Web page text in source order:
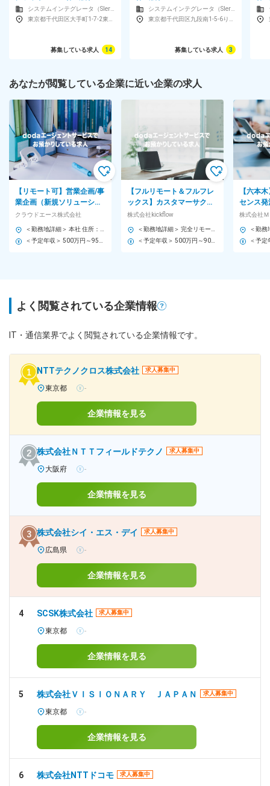
募集している求人 14 募集している求人 3
あなたが閲覧している企業に近い企業の求人
【リモート可】営業企画/事
業企画（新規ソリューショ
ン推進）◆事業成長に直結
するテーマを推進
クラウドエース株式会社
【フルリモート＆フルフレ
ックス】カスタマーサクセ
ス◆クラウドワークフロー
サービス／大手顧客メイン
株式会社kickflow
【六本
センス
界シェ
績好調
株式会社
よく閲覧されている企業情報
IT・通信業界でよく閲覧されている企業情報です。
NTTテクノクロス株式会社 求人募集中
東京都 -
企業情報を見る
株式会社ＮＴＴフィールドテクノ 求人募集中
大阪府 -
企業情報を見る
株式会社シイ・エス・デイ 求人募集中
広島県 -
企業情報を見る
4 SCSK株式会社 求人募集中
東京都 -
企業情報を見る
5 株式会社ＶＩＳＩＯＮＡＲＹ ＪＡＰＡＮ 求人募集中
東京都 -
企業情報を見る
6 株式会社NTTドコモ 求人募集中